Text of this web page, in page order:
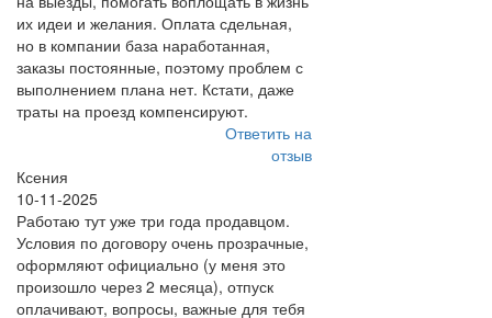
их идеи и желания. Оплата сдельная,
но в компании база наработанная,
заказы постоянные, поэтому проблем с
выполнением плана нет. Кстати, даже
траты на проезд компенсируют.
Ответить на
отзыв
Ксения
10-11-2025
Работаю тут уже три года продавцом.
Условия по договору очень прозрачные,
оформляют официально (у меня это
произошло через 2 месяца), отпуск
оплачивают, вопросы, важные для тебя